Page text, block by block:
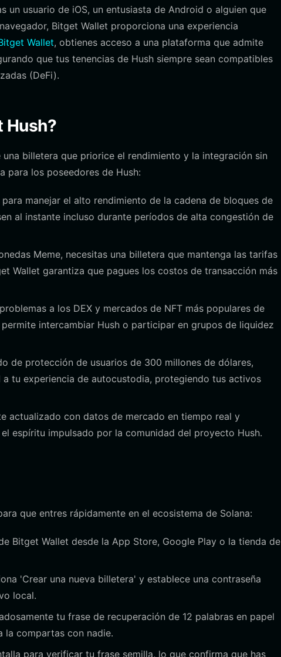
usuario de iOS, un entusiasta de Android o alguien que
Bitget Wallet proporciona una experiencia
Wallet, obtienes acceso a una plataforma que admite
que tus tenencias de Hush siempre sean compatibles
(DeFi).
Hush?
billetera que priorice el rendimiento y la integración sin
para los poseedores de Hush:
manejar el alto rendimiento de la cadena de bloques de
al instante incluso durante períodos de alta congestión de
Meme, necesitas una billetera que mantenga las tarifas
Wallet garantiza que pagues los costos de transacción más
a los DEX y mercados de NFT más populares de
intercambiar Hush o participar en grupos de liquidez
de protección de usuarios de 300 millones de dólares,
tu experiencia de autocustodia, protegiendo tus activos
actualizado con datos de mercado en tiempo real y
espíritu impulsado por la comunidad del proyecto Hush.
que entres rápidamente en el ecosistema de Solana:
Bitget Wallet desde la App Store, Google Play o la tienda de
'Crear una nueva billetera' y establece una contraseña
local.
tu frase de recuperación de 12 palabras en papel
la compartas con nadie.
para verificar tu frase semilla, lo que confirma que has